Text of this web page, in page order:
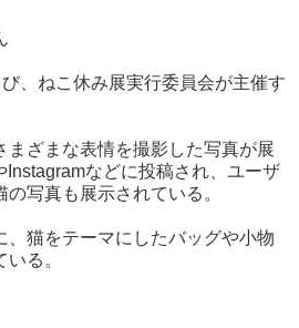
、ねこ休み展実行委員会が主催す
まざまな表情を撮影した写真が展
Instagramなどに投稿され、ユーザ
写真も展示されている。
、猫をテーマにしたバッグや小物
る。